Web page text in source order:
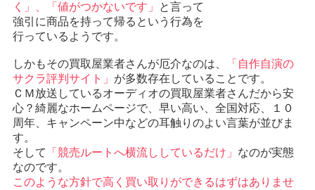
く」、「値がつかないです」
と言って
強引に商品を持って帰るという行為を
行っているようです。
しかもその買取屋業者さんが厄介なのは、
「自作自演の
サクラ評判サイト」 が多数存在していることです。
ＣＭ放送しているオーディオの買取屋業者さんだから安
心？綺麗なホームページで、早い高い、全国対応、１０
周年、キャンペーン中などの耳触りのよい言葉が並びま
す。
そして
「競売ルートへ横流ししているだけ」 なのが実態
なのです。
このような方針で高く買い取りができるはずはありませ